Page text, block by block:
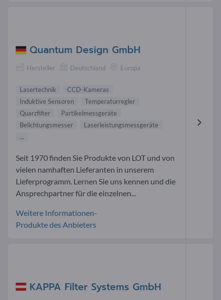
Quantum Design GmbH
Hersteller Deutschland Europa
Lasertechnik
CCD-Kameras
Induktive Sensoren
Temperaturregler
Quarzfilter
Partikelmessgeräte
Belichtungsmesser
Laserleistungsmessgeräte
...
Seit 1970 finden Sie Produkte von LOT und von
vielen namhaften Lieferanten in unserem
Lieferprogramm. Lernen Sie uns kennen und die
Ansprechpartner für die einzelnen...
Weitere Informationen-
Produkte des Anbieters
KAPPA Filter Systems GmbH